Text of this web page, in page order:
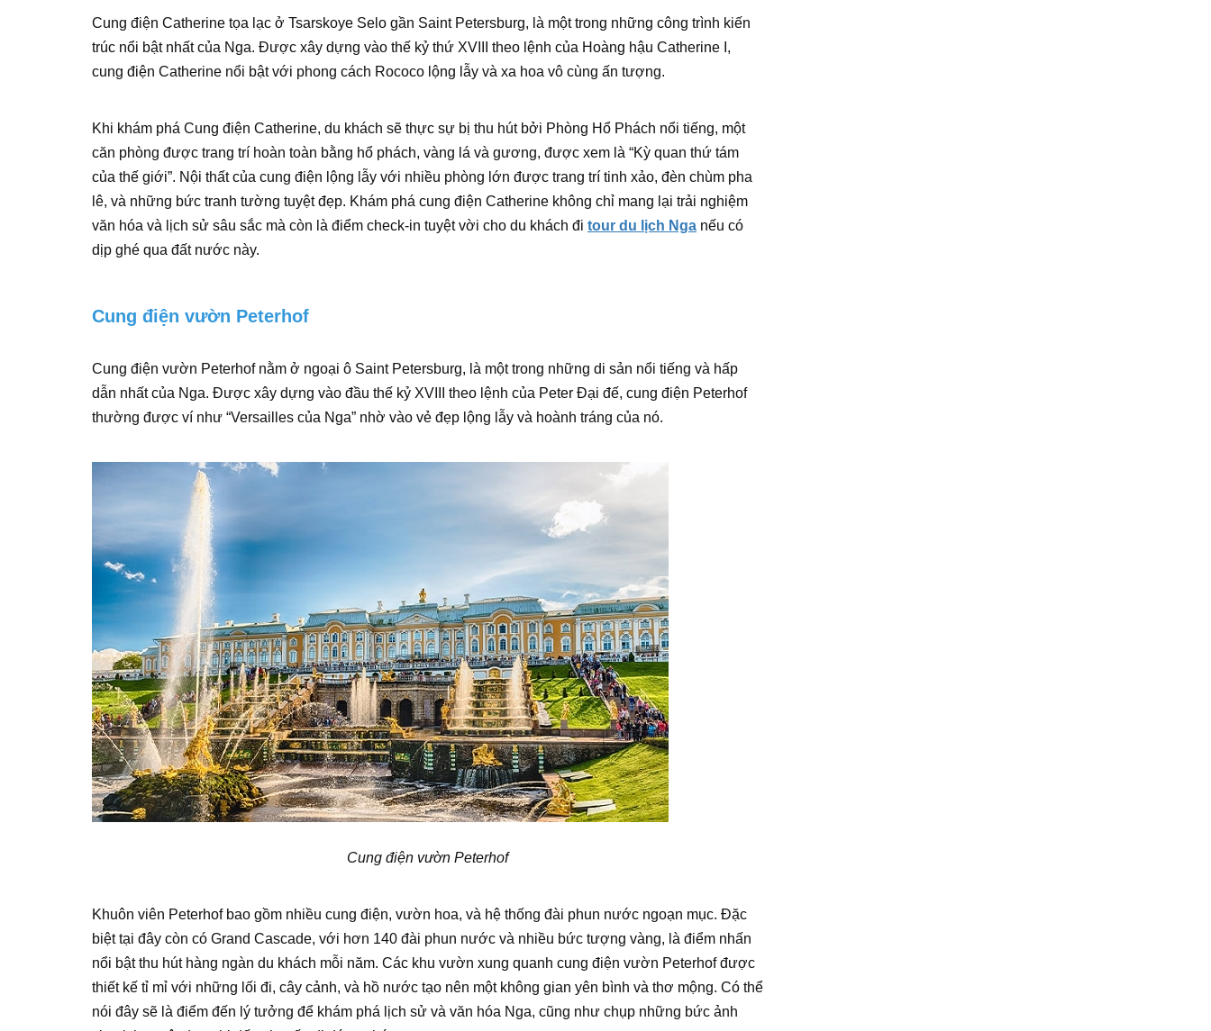
Cung điện Catherine tọa lạc ở Tsarskoye Selo gần Saint Petersburg, là một trong những công trình kiến
trúc nổi bật nhất của Nga. Được xây dựng vào thế kỷ thứ XVIII theo lệnh của Hoàng hậu Catherine I,
cung điện Catherine nổi bật với phong cách Rococo lộng lẫy và xa hoa vô cùng ấn tượng.
Khi khám phá Cung điện Catherine, du khách sẽ thực sự bị thu hút bởi Phòng Hổ Phách nổi tiếng, một
căn phòng được trang trí hoàn toàn bằng hổ phách, vàng lá và gương, được xem là “Kỳ quan thứ tám
của thế giới”. Nội thất của cung điện lộng lẫy với nhiều phòng lớn được trang trí tinh xảo, đèn chùm pha
lê, và những bức tranh tường tuyệt đẹp. Khám phá cung điện Catherine không chỉ mang lại trải nghiệm
văn hóa và lịch sử sâu sắc mà còn là điểm check-in tuyệt vời cho du khách đi tour du lịch Nga nếu có
dịp ghé qua đất nước này.
Cung điện vườn Peterhof
Cung điện vườn Peterhof nằm ở ngoại ô Saint Petersburg, là một trong những di sản nổi tiếng và hấp
dẫn nhất của Nga. Được xây dựng vào đầu thế kỷ XVIII theo lệnh của Peter Đại đế, cung điện Peterhof
thường được ví như “Versailles của Nga” nhờ vào vẻ đẹp lộng lẫy và hoành tráng của nó.
Cung điện vườn Peterhof
Khuôn viên Peterhof bao gồm nhiều cung điện, vườn hoa, và hệ thống đài phun nước ngoạn mục. Đặc
biệt tại đây còn có Grand Cascade, với hơn 140 đài phun nước và nhiều bức tượng vàng, là điểm nhấn
nổi bật thu hút hàng ngàn du khách mỗi năm. Các khu vườn xung quanh cung điện vườn Peterhof được
thiết kế tỉ mỉ với những lối đi, cây cảnh, và hồ nước tạo nên một không gian yên bình và thơ mộng. Có thể
nói đây sẽ là điểm đến lý tưởng để khám phá lịch sử và văn hóa Nga, cũng như chụp những bức ảnh